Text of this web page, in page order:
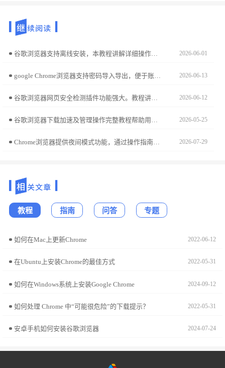
谷歌浏览器支持离线安装，本教程讲解详细操作步骤。用户可在无网络环境下完成浏览器安装，实现高效使用。 2026-06-01
google Chrome浏览器支持密码导入导出，便于账号管理。文章详细讲解步骤和注意事项，帮助用户安全高效管理密码数据。 2026-06-13
谷歌浏览器网页安全检测插件功能强大。教程讲解配置方法、操作技巧及经验分享，帮助用户提升网页安全防护能力。 2026-06-12
谷歌浏览器下载加速及管理操作完整教程帮助用户快速下载文件，并合理分类整理，实现高效便捷的浏览和管理体验。 2026-05-25
Chrome浏览器提供夜间模式功能，通过操作指南可降低屏幕亮度并节省电量。用户可获得更舒适的浏览体验。 2026-07-29
教程 指南 问答 专题
如何在Mac上更新Chrome 2022-06-12
在Ubuntu上安装Chrome的最佳方式 2022-05-31
如何在Windows系统上安装Google Chrome 2024-09-12
如何处理 Chrome 中“可能很危险”的下载提示？ 2022-05-31
安卓手机如何安装谷歌浏览器 2024-07-24